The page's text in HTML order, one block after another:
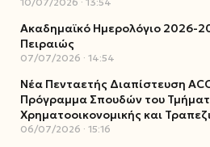
Ακαδημαϊκό Ημερολόγιο 2026-
Πειραιώς
07/07/2026 14:54
Νέα Πενταετής Διαπίστευση
Πρόγραμμα Σπουδών του
Χρηματοοικονομικής και
06/07/2026 15:16